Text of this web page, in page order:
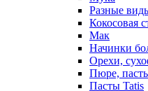
Разные
Кокосовая
Мак
Начинки
Орехи,
Пюре,
Пасты Tatis